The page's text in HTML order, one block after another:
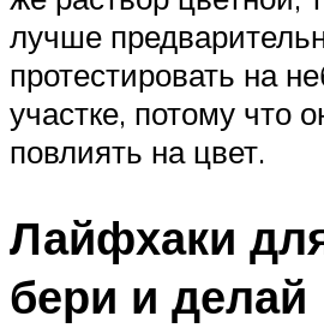
лучше
протестировать на
участке, потому что
повлиять на цвет.
Лайфхаки
бери и делай